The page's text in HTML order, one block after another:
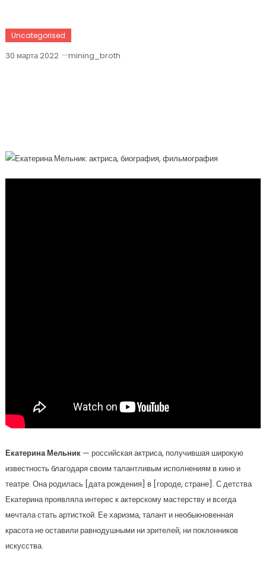
Uncategorised
30 марта 2022 mining_broth
Екатерина Мельник— российская актриса, получившая широкую
известность благодаря своим талантливым исполнениям в кино и
театре. Она родилась [дата рождения] в [городе, стране]. С детства
Екатерина проявляла интерес к актерскому мастерству и всегда
мечтала стать артисткой. Ее харизма, талант и необыкновенная
красота не оставили равнодушными ни зрителей, ни поклонников
искусства.